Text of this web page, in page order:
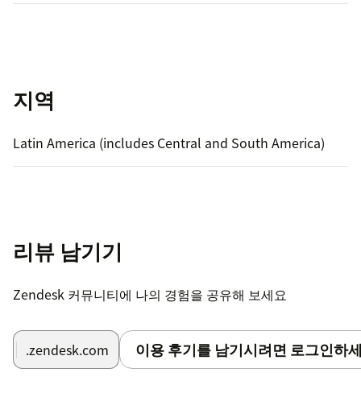
지역
Latin America (includes Central and South America)
리뷰 남기기
Zendesk 커뮤니티에 나의 경험을 공유해 보세요
.zendesk.com 이용 후기를 남기시려면 로그인하